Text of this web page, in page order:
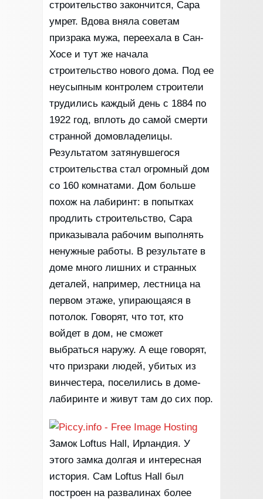
строительство закончится, Сара
умрет. Вдова вняла советам
призрака мужа, переехала в Сан-
Хосе и тут же начала
строительство нового дома. Под ее
неусыпным контролем строители
трудились каждый день с 1884 по
1922 год, вплоть до самой смерти
странной домовладелицы.
Результатом затянувшегося
строительства стал огромный дом
со 160 комнатами. Дом больше
похож на лабиринт: в попытках
продлить строительство, Сара
приказывала рабочим выполнять
ненужные работы. В результате в
доме много лишних и странных
деталей, например, лестница на
первом этаже, упирающаяся в
потолок. Говорят, что тот, кто
войдет в дом, не сможет
выбраться наружу. А еще говорят,
что призраки людей, убитых из
винчестера, поселились в доме-
лабиринте и живут там до сих пор.
Замок Loftus Hall, Ирландия. У
этого замка долгая и интересная
история. Сам Loftus Hall был
построен на развалинах более